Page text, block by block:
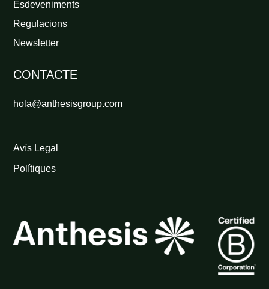
Esdeveniments
Regulacions
Newsletter
CONTACTE
hola@anthesisgroup.com
Avís Legal
Polítiques